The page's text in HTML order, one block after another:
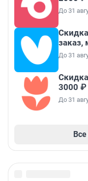
До 31
заказ,
До 31
3000 ₽
До 31